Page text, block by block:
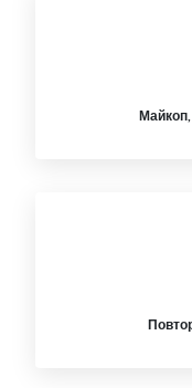
Майкоп,